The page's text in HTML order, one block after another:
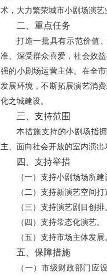
术，大力繁荣城市小剧场演
二、重点任务
打造一批具有示范价值
准、深受群众喜爱，社会效
强的小剧场运营主体。在全
发展环境，不断拓展演艺消
化之城建设。
三、支持范围
本措施支持的小剧场指
主、面向社会开放的室内演出
四、支持举措
（一）支持小剧场场所建
（二）支持新演艺空间打
（三）支持演艺剧目创排
（四）支持常态化演艺。
（五）支持市场主体发展
五、保障措施
（一）市级财政部门应